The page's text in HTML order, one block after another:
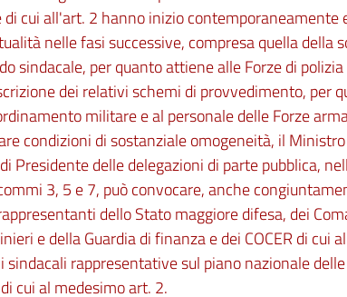
di cui all'art. 2 hanno inizio contemporaneamente
nelle fasi successive, compresa quella della
sindacale, per quanto attiene alle Forze di
dei relativi schemi di provvedimento, per
militare e al personale delle Forze
condizioni di sostanziale omogeneità, il
Presidente delle delegazioni di parte pubblica,
3, 5 e 7, può convocare, anche
dello Stato maggiore difesa, dei
e della Guardia di finanza e dei COCER di cui
sindacali rappresentative sul piano nazionale
cui al medesimo art. 2.